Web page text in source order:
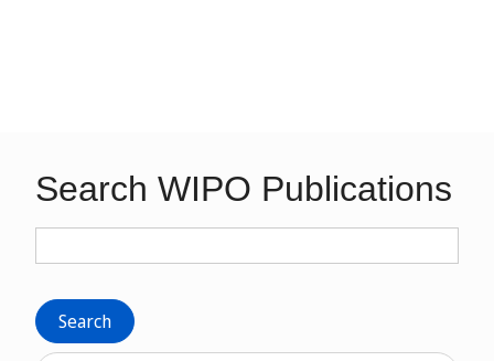
Search WIPO Publications
Search